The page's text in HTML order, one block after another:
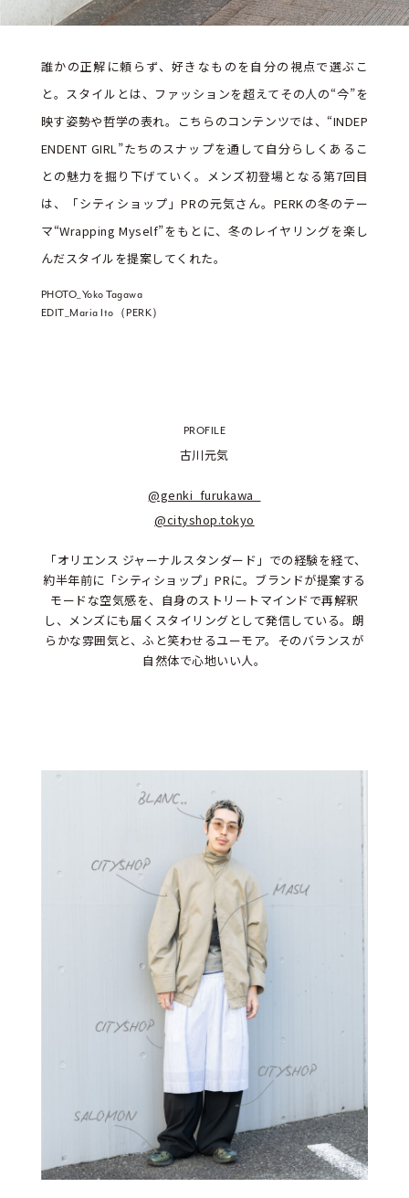
誰かの正解に頼らず、好きなものを自分の視点で選ぶこ
と。スタイルとは、ファッションを超えてその人の“今”を
映す姿勢や哲学の表れ。こちらのコンテンツでは、“INDEP
ENDENT GIRL”たちのスナップを通して自分らしくあるこ
との魅力を掘り下げていく。メンズ初登場となる第7回目
は、「シティショップ」PRの元気さん。PERKの冬のテー
マ“Wrapping Myself”をもとに、冬のレイヤリングを楽し
んだスタイルを提案してくれた。
PHOTO_Yoko Tagawa
EDIT_Maria Ito（PERK）
PROFILE
古川元気
@genki_furukawa_
@cityshop.tokyo
約半年前に「シティショップ」PRに。ブランドが提案する
モードな空気感を、自身のストリートマインドで再解釈
し、メンズにも届くスタイリングとして発信している。朗
らかな雰囲気と、ふと笑わせるユーモア。そのバランスが
自然体で心地いい人。